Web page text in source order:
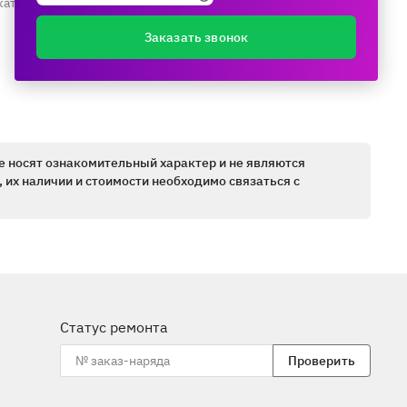
ознакомительный характер и не являются
наличии и стоимости необходимо связаться с
Статус ремонта
Проверить
Заказать звонок